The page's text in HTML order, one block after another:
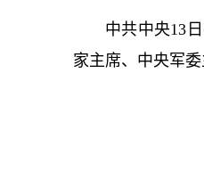
中共中央13
家主席、中央军